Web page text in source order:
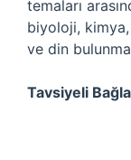
temaları
biyoloji,
ve din
Tavsiyeli